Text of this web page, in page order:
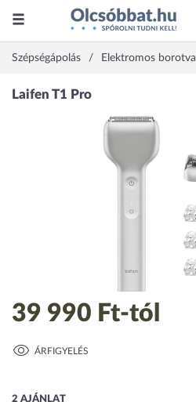
Szépségápolás Elektromos borotva
39 990 Ft-tól
ÁRFIGYELÉS
2 AJÁNLAT